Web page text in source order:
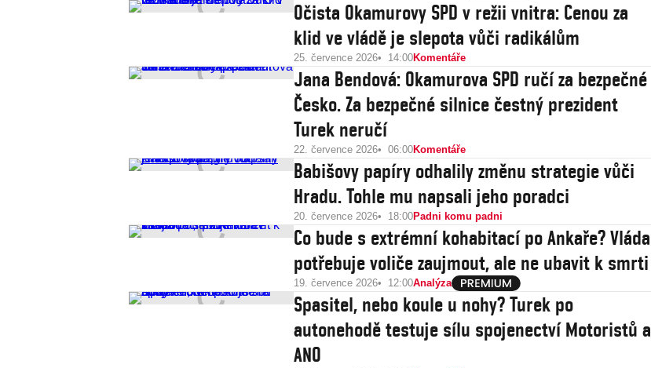
Očista Okamurovy SPD v režii vnitra: Cenou za
klid ve vládě je slepota vůči radikálům
25. července 2026 14:00Komentáře
Jana Bendová: Okamurova SPD ručí za bezpečné
Česko. Za bezpečné silnice čestný prezident
Turek neručí
22. července 2026 06:00Komentáře
Babišovy papíry odhalily změnu strategie vůči
Hradu. Tohle mu napsali jeho poradci
20. července 2026 18:00Padni komu padni
Co bude s extrémní kohabitací po Ankaře? Vláda
potřebuje voliče zaujmout, ale ne ubavit k smrti
19. července 2026 12:00Analýza
Spasitel, nebo koule u nohy? Turek po
autonehodě testuje sílu spojenectví Motoristů a
ANO